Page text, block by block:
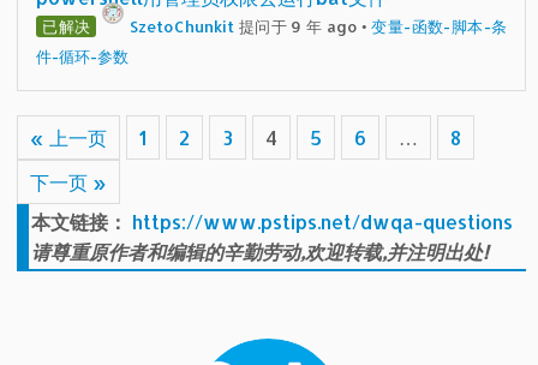
已解决 SzetoChunkit 提问于 9 年 ago •变量-函数-脚本-条
件-循环-参数
« 上一页 1 2 3 4 5 6 …
8
下一页 »
本文链接： https://www.pstips.net/dwqa-questions
请尊重原作者和编辑的辛勤劳动,欢迎转载,并注明出处!